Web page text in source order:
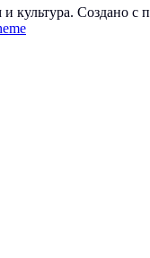
культура. Создано с